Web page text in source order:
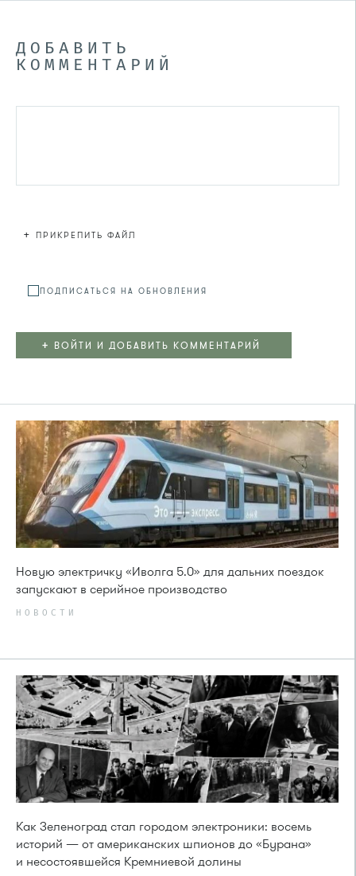
ДОБАВИТЬ
КОММЕНТАРИЙ
+ ПРИКРЕПИТЬ ФАЙЛ
ПОДПИСАТЬСЯ НА ОБНОВЛЕНИЯ
+ ВОЙТИ И ДОБАВИТЬ КОММЕНТАРИЙ
Новую электричку «Иволга 5.0» для дальних поездок
запускают в серийное производство
НОВОСТИ
Как Зеленоград стал городом электроники: восемь
историй — от американских шпионов до «Бурана»
и несостоявшейся Кремниевой долины